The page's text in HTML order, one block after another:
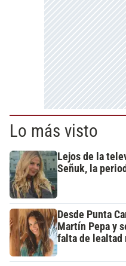
Lo más visto
Lejos de la
Señuk, la
Desde Punta
Martín Pepa y
falta de lealtad